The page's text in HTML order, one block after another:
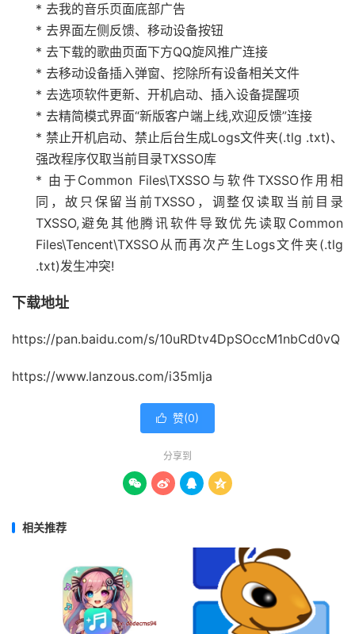
* 去我的音乐页面底部广告
* 去界面左侧反馈、移动设备按钮
* 去下载的歌曲页面下方QQ旋风推广连接
* 去移动设备插入弹窗、挖除所有设备相关文件
* 去选项软件更新、开机启动、插入设备提醒项
* 去精简模式界面“新版客户端上线,欢迎反馈”连接
* 禁止开机启动、禁止后台生成Logs文件夹(.tlg .txt)、
强改程序仅取当前目录TXSSO库
* 由于Common Files\TXSSO与软件TXSSO作用相
同，故只保留当前TXSSO，调整仅读取当前目录
TXSSO,避免其他腾讯软件导致优先读取Common
Files\Tencent\TXSSO从而再次产生Logs文件夹(.tlg
.txt)发生冲突!
下载地址
https://pan.baidu.com/s/10uRDtv4DpSOccM1nbCd0vQ
https://www.lanzous.com/i35mlja
 赞(0)
分享到
   
相关推荐